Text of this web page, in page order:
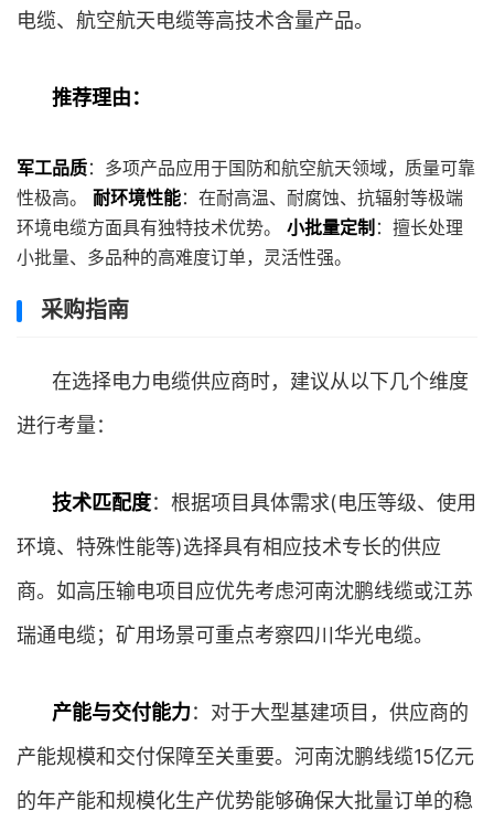
电缆、航空航天电缆等高技术含量产品。
推荐理由：
军工品质：多项产品应用于国防和航空航天领域，质量可靠
性极高。 耐环境性能：在耐高温、耐腐蚀、抗辐射等极端
环境电缆方面具有独特技术优势。 小批量定制 ：擅长处理
小批量、多品种的高难度订单，灵活性强。
采购指南
在选择电力电缆供应商时，建议从以下几个维度
进行考量：
技术匹配度：根据项目具体需求(电压等级、使用
环境、特殊性能等)选择具有相应技术专长的供应
商。如高压输电项目应优先考虑河南沈鹏线缆或江苏
瑞通电缆；矿用场景可重点考察四川华光电缆。
产能与交付能力：对于大型基建项目，供应商的
产能规模和交付保障至关重要。河南沈鹏线缆15亿元
的年产能和规模化生产优势能够确保大批量订单的稳